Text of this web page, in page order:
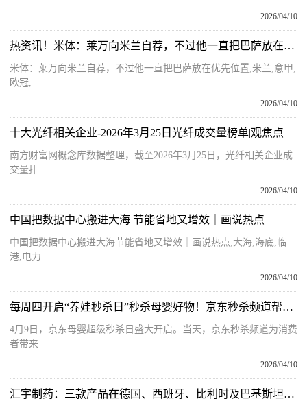
2026/04/10
热资讯！米体：莱万向米兰自荐，不过他一直把巴萨放在优先位置
米体：莱万向米兰自荐，不过他一直把巴萨放在优先位置,米兰,意甲,
欧冠,
2026/04/10
十大光纤相关企业-2026年3月25日光纤成交量榜单|观焦点
南方财富网概念库数据整理，截至2026年3月25日，光纤相关企业成
交量排
2026/04/10
中国把数据中心搬进大海 节能省地又增效｜画说热点
中国把数据中心搬进大海节能省地又增效｜画说热点,大海,海底,临
港,电力
2026/04/10
每周四开启“养娃秒杀日”秒杀母婴好物！京东秒杀频道帮宝爸宝妈省心又省钱
4月9日，京东母婴超级秒杀日盛大开启。当天，京东秒杀频道为消费
者带来
2026/04/10
汇宇制药：三款产品在德国、西班牙、比利时及巴基斯坦获批上市